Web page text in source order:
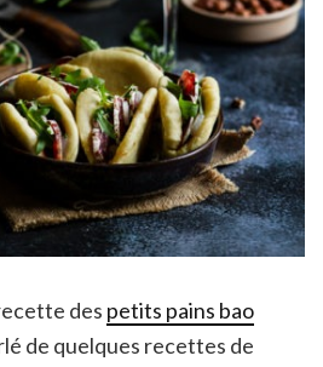
des petits pains bao
de quelques recettes de